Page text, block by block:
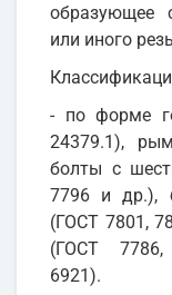
образующее
или иного
- по форме
24379.1),
болты с
7796 и др.),
(ГОСТ 7801,
(ГОСТ 7786,
6921).